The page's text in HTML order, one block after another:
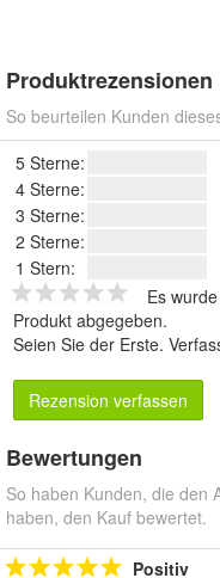
Produktrezensionen
So beurteilen Kunden
5 Sterne:
4 Sterne:
3 Sterne:
2 Sterne:
1 Stern:
Es
Produkt abgegeben.
Seien Sie der Erste.
Rezension verfassen
Bewertungen
So haben Kunden, die den
haben, den Kauf bewertet.
Positiv